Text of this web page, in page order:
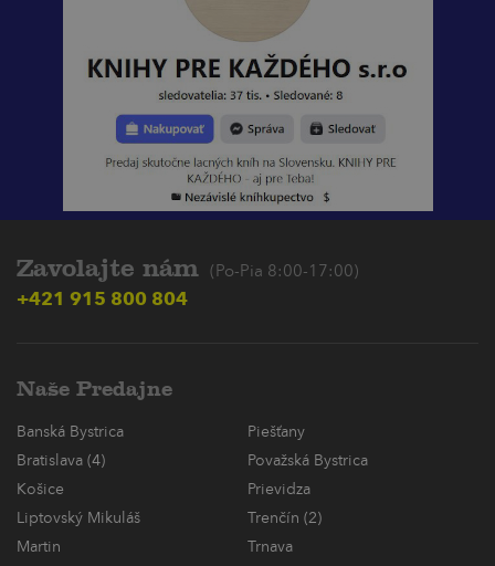
Zavolajte nám (Po-Pia 8:00-17:00)
+421 915 800 804
Naše Predajne
Banská Bystrica
Piešťany
Bratislava (4)
Považská Bystrica
Košice
Prievidza
Liptovský Mikuláš
Trenčín (2)
Martin
Trnava